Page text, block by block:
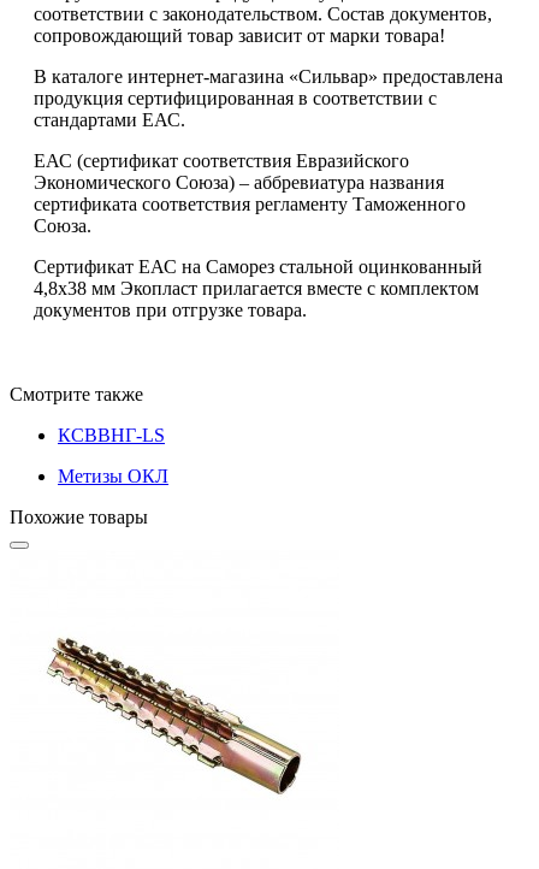
соответствии с законодательством. Состав документов,
сопровождающий товар зависит от марки товара!
В каталоге интернет-магазина «Сильвар» предоставлена
продукция сертифицированная в соответствии с
стандартами ЕАС.
ЕАС (сертификат соответствия Евразийского
Экономического Союза) – аббревиатура названия
сертификата соответствия регламенту Таможенного
Союза.
Сертификат ЕАС на Саморез стальной оцинкованный
4,8x38 мм Экопласт прилагается вместе с комплектом
документов при отгрузке товара.
Смотрите также
КСВВНГ-LS
Метизы ОКЛ
Похожие товары